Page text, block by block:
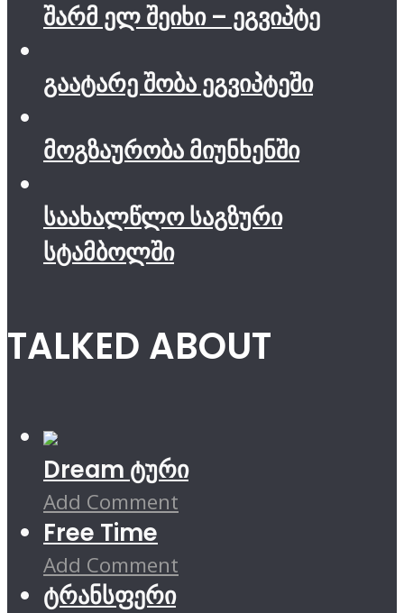
შარმ ელ შეიხი – ეგვიპტე
გაატარე შობა ეგვიპტეში
მოგზაურობა მიუნხენში
საახალწლო საგზური
სტამბოლში
TALKED ABOUT
Dream ტური
Add Comment
Free Time
Add Comment
ტრანსფერი